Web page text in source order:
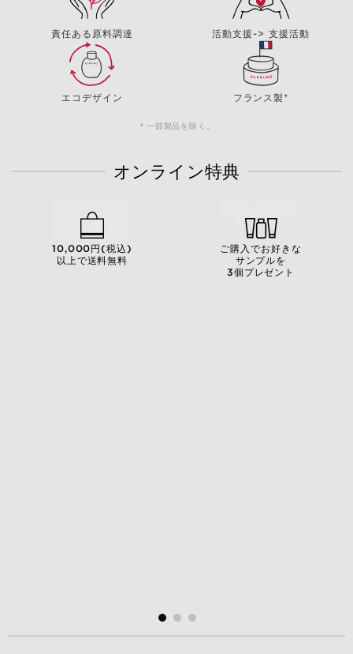
責任ある原料調達 活動支援-> 支援活動
エコデザイン フランス製*
＊一部製品を除く。
オンライン特典
10,000円(税込)
以上で送料無料
ご購入でお好きな
サンプルを
3個プレゼント